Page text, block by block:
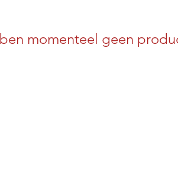
momenteel geen